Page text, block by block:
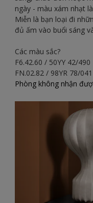
ngày - màu xám nhạt
Miễn là bạn loại đi
đủ ấm vào buổi sáng
Các màu sắc?
F6.42.60 / 50YY 42/490
FN.02.82 / 98YR 78/041
Phòng không nhận